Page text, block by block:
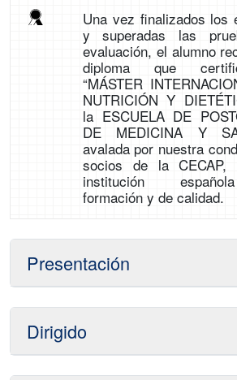
Una vez finalizados los
y superadas las
evaluación, el alumno
diploma que
“MÁSTER
NUTRICIÓN Y
la ESCUELA DE
DE MEDICINA Y
avalada por nuestra
socios de la CECAP,
institución
formación y de calidad.
Presentación
Dirigido